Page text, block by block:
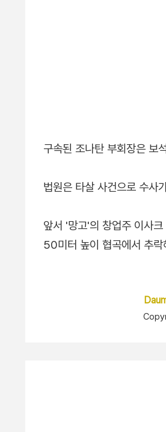
구속된 조나탄 부회장은 보
법원은 타살 사건으로 수사
앞서 '망고'의 창업주 이사
50미터 높이 협곡에서 추락